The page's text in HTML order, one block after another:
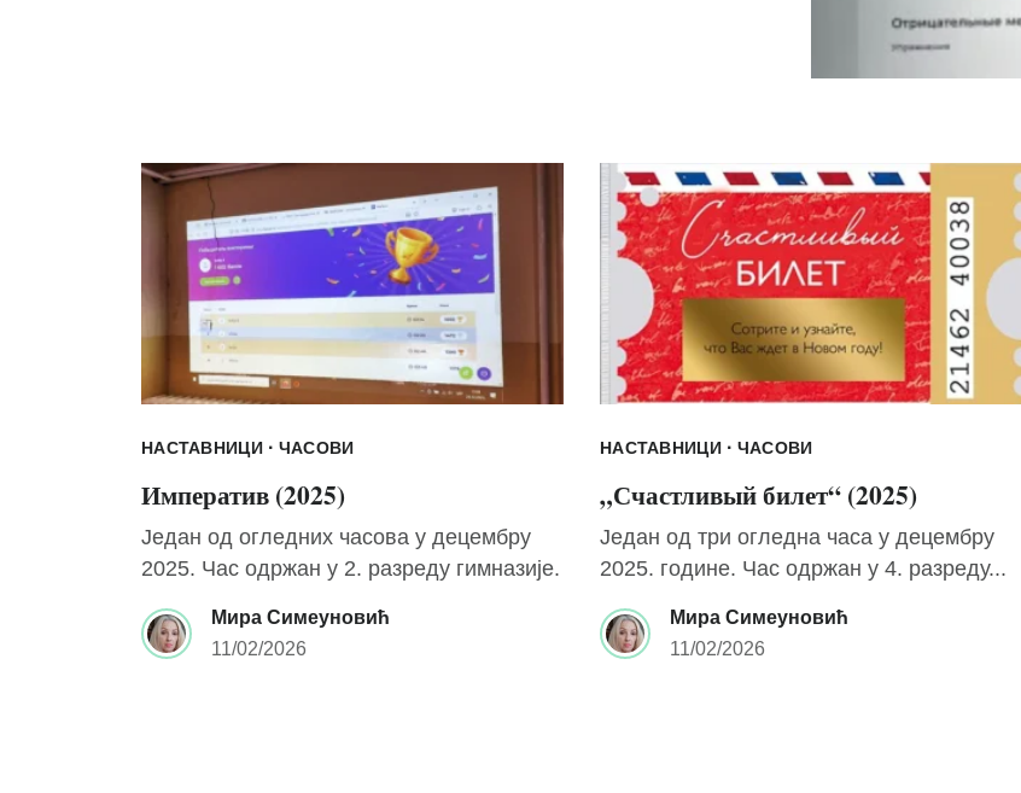
НАСТАВНИЦИ· ЧАСОВИ
Императив (2025)
Један од огледних часова у децембру
2025. Час одржан у 2. разреду гимназије.
Мира Симеуновић
11/02/2026
НАСТАВНИЦИ· ЧАСОВИ
„Счастливый билет“ (2025)
Један од три огледна часа у децембру
2025. године. Час одржан у 4. разреду...
Мира Симеуновић
11/02/2026